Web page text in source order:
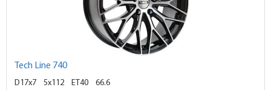
Tech Line 740
D17x7 5x112 ET40
66.6